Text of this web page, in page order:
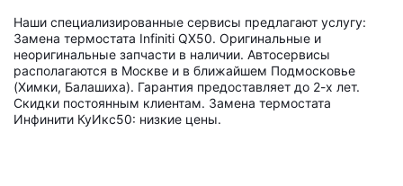
Наши специализированные сервисы предлагают услугу:
Замена термостата Infiniti QX50. Оригинальные и
неоригинальные запчасти в наличии. Автосервисы
располагаются в Москве и в ближайшем Подмосковье
(Химки, Балашиха). Гарантия предоставляет до 2-х лет.
Скидки постоянным клиентам. Замена термостата
Инфинити КуИкс50: низкие цены.